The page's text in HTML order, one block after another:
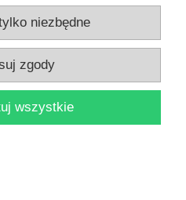
niezbędne
zgody
wszystkie